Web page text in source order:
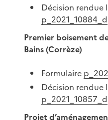
Décision rendue
p_2021_10884_d
Premier boisement
Bains (Corrèze)
Formulaire
Décision rendue
p_2021_10857_d
Projet